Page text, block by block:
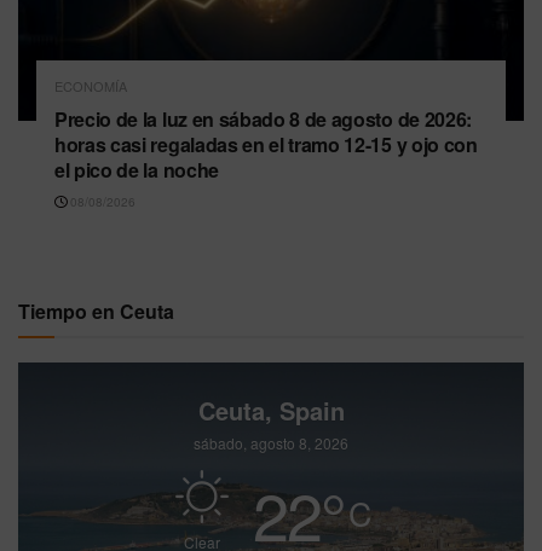
ECONOMÍA
Precio de la luz en sábado 8 de agosto de 2026:
horas casi regaladas en el tramo 12-15 y ojo con
el pico de la noche
08/08/2026
Tiempo en Ceuta
Ceuta, Spain
sábado, agosto 8, 2026
Clear 22°C